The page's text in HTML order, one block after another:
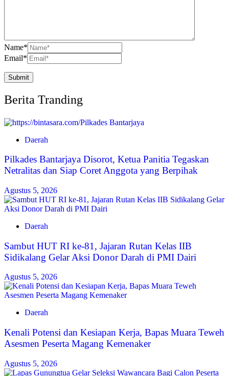
Name*
Email*
Berita Tranding
Daerah
Pilkades Bantarjaya Disorot, Ketua Panitia Tegaskan
Netralitas dan Siap Coret Anggota yang Berpihak
Agustus 5, 2026
Daerah
Sambut HUT RI ke-81, Jajaran Rutan Kelas IIB
Sidikalang Gelar Aksi Donor Darah di PMI Dairi
Agustus 5, 2026
Daerah
Kenali Potensi dan Kesiapan Kerja, Bapas Muara Teweh
Asesmen Peserta Magang Kemenaker
Agustus 5, 2026